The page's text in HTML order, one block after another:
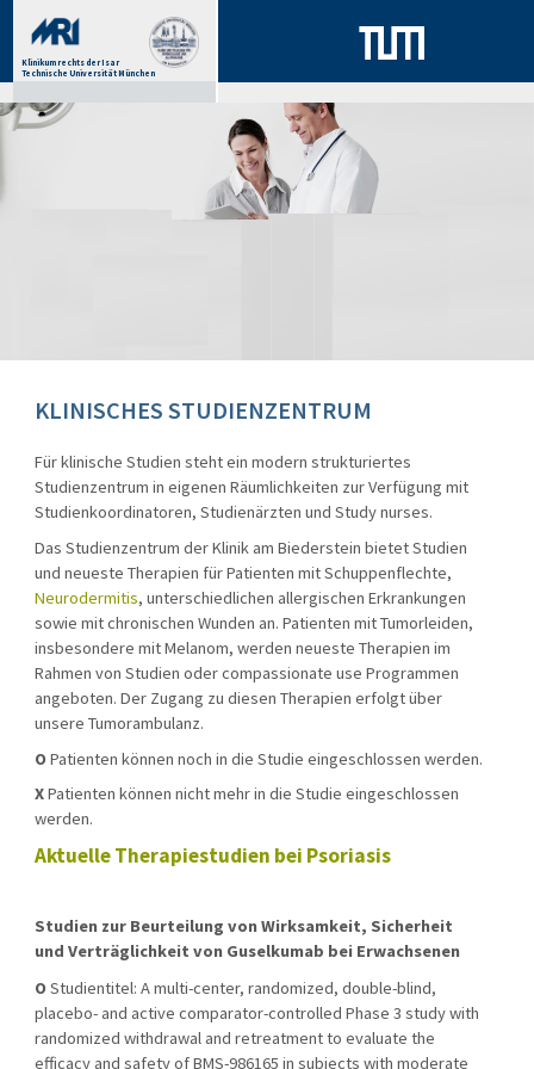
Klinikum rechts der Isar
Technische Universität München
KLINISCHES STUDIENZENTRUM
Für klinische Studien steht ein modern strukturiertes
Studienzentrum in eigenen Räumlichkeiten zur Verfügung mit
Studienkoordinatoren, Studienärzten und Study nurses.
Das Studienzentrum der Klinik am Biederstein bietet Studien
und neueste Therapien für Patienten mit Schuppenflechte,
Neurodermitis, unterschiedlichen allergischen Erkrankungen
sowie mit chronischen Wunden an. Patienten mit Tumorleiden,
insbesondere mit Melanom, werden neueste Therapien im
Rahmen von Studien oder compassionate use Programmen
angeboten. Der Zugang zu diesen Therapien erfolgt über
unsere Tumorambulanz.
O Patienten können noch in die Studie eingeschlossen werden.
XPatienten können nicht mehr in die Studie eingeschlossen
werden.
Aktuelle Therapiestudien bei Psoriasis
Studien zur Beurteilung von Wirksamkeit, Sicherheit
und Verträglichkeit von Guselkumab bei Erwachsenen
O Studientitel: A multi-center, randomized, double-blind,
placebo- and active comparator-controlled Phase 3 study with
randomized withdrawal and retreatment to evaluate the
efficacy and safety of BMS-986165 in subjects with moderate